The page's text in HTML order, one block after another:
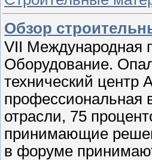
Обзор
VII Международная
Оборудование.
технический центр
профессиональная
отрасли, 75
принимающие
в форуме